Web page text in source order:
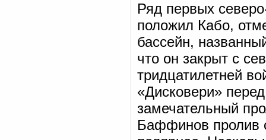
Ряд первых
положил Кабо,
бассейн,
что он закрыт с
тридцатилетней
«Дисковери»
замечательный
Баффинов пролив